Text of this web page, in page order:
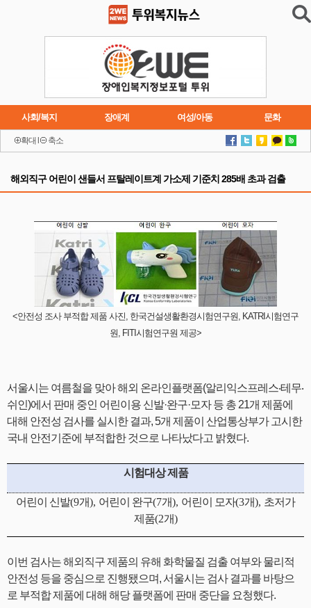
사회/복지 장애계 여성/아동 문화
이슈 연재소설
확대 축소
해외직구 어린이 샌들서 프탈레이트계 가소제 기준치 285배 초과 검출
<안전성 조사 부적합 제품 사진, 한국건설생활환경시험연구원, KATRI시험연구
원, FITI시험연구원 제공>
서울시는 여름철을 맞아 해외 온라인플랫폼(알리익스프레스‧테무‧
쉬인)에서 판매 중인 어린이용 신발·완구·모자 등 총 21개 제품에
대해 안전성 검사를 실시한 결과, 5개 제품이 산업통상부가 고시한
국내 안전기준에 부적합한 것으로 나타났다고 밝혔다.
시험대상 제품
어린이 신발(9개), 어린이 완구(7개), 어린이 모자(3개), 초저가
제품(2개)
이번 검사는 해외직구 제품의 유해 화학물질 검출 여부와 물리적
안전성 등을 중심으로 진행됐으며, 서울시는 검사 결과를 바탕으
로 부적합 제품에 대해 해당 플랫폼에 판매 중단을 요청했다.